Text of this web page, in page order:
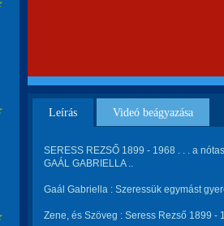
Leírás Videó beágyazása
SERESS REZSŐ 1899 - 1968 . . . a
GAÁL GABRIELLA ..
Gaál Gabriella : Szeressük egymást
Zene, és Szöveg : Seress Rezső 1899 -